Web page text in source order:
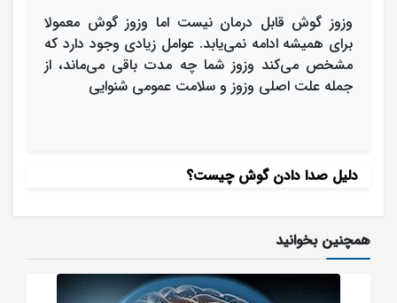
وزوز گوش قابل درمان نیست اما وزوز گوش معمولا
برای همیشه ادامه نمی‌یابد. عوامل زیادی وجود دارد که
مشخص می‌کند وزوز شما چه مدت باقی می‌ماند، از
جمله علت اصلی وزوز و سلامت عمومی شنوایی
دلیل صدا دادن گوش چیست؟
همچنین بخوانید